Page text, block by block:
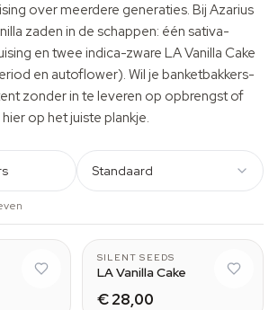
over meerdere generaties. Bij Azarius
zaden in de schappen: één sativa-
en twee indica-zware LA Vanilla Cake
en autoflower). Wil je banketbakkers-
zonder in te leveren op opbrengst of
op het juiste plankje.
Standaard
SILENT SEEDS
LA Vanilla Cake
€ 28,00